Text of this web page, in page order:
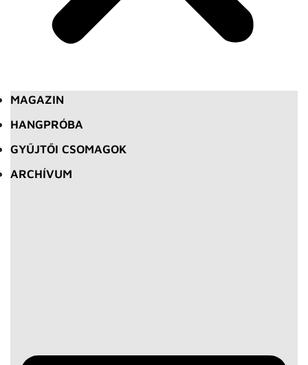
MAGAZIN
HANGPRÓBA
GYŰJTŐI CSOMAGOK
ARCHÍVUM